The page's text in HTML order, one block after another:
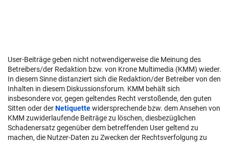
User-Beiträge geben nicht notwendigerweise die Meinung des
Betreibers/der Redaktion bzw. von Krone Multimedia (KMM) wieder.
In diesem Sinne distanziert sich die Redaktion/der Betreiber von den
Inhalten in diesem Diskussionsforum. KMM behält sich
insbesondere vor, gegen geltendes Recht verstoßende, den guten
Sitten oder derNetiquettewidersprechende bzw. dem Ansehen von
KMM zuwiderlaufende Beiträge zu löschen, diesbezüglichen
Schadenersatz gegenüber dem betreffenden User geltend zu
machen, die Nutzer-Daten zu Zwecken der Rechtsverfolgung zu